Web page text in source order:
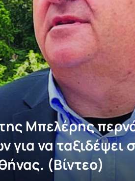
Μπελέρης
για να ταξιδέψει
(Βίντεο)